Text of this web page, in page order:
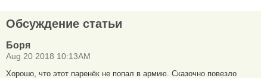
Обсуждение статьи
Боря
Aug 20 2018 10:13AM
Хорошо, что этот паренёк не попал в армию. Сказочно повезло